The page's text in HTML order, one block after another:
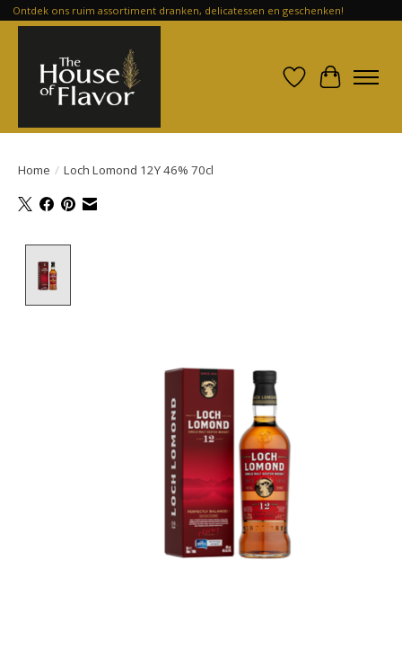
Ontdek ons ruim assortiment dranken, delicatessen en geschenken!
Verlanglijst
Home / Loch Lomond 12Y 46% 70cl